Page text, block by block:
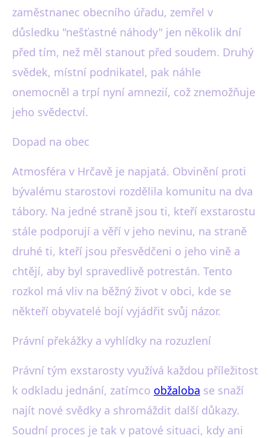
zaměstnanec obecního úřadu, zemřel v
důsledku "nešťastné náhody" jen několik dní
před tím, než měl stanout před soudem. Druhý
svědek, místní podnikatel, pak náhle
onemocněl a trpí nyní amnezií, což znemožňuje
jeho svědectví.
Dopad na obec
Atmosféra v Hrčavě je napjatá. Obvinění proti
bývalému starostovi rozdělila komunitu na dva
tábory. Na jedné straně jsou ti, kteří exstarostu
stále podporují a věří v jeho nevinu, na straně
druhé ti, kteří jsou přesvědčeni o jeho vině a
chtějí, aby byl spravedlivě potrestán. Tento
rozkol má vliv na běžný život v obci, kde se
někteří obyvatelé bojí vyjádřit svůj názor.
Právní překážky a vyhlídky na rozuzlení
Právní tým exstarosty využívá každou příležitost
k odkladu jednání, zatímco obžaloba se snaží
najít nové svědky a shromáždit další důkazy.
Soudní proces je tak v patové situaci, kdy ani